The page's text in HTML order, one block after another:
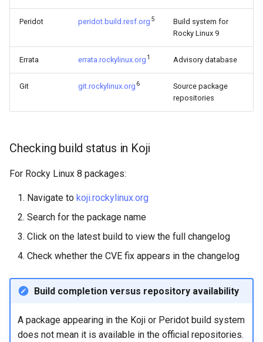
Peridot peridot.build.resf.org 5
Build system for
Rocky Linux 9
Errata errata.rockylinux.org 1 Advisory database
Git git.rockylinux.org 6
Source package
repositories
Checking build status in Koji
For Rocky Linux 8 packages:
Navigate to koji.rockylinux.org
Search for the package name
Click on the latest build to view the full changelog
Check whether the CVE fix appears in the changelog
Build completion versus repository availability
A package appearing in the Koji or Peridot build system
does not mean it is available in the official repositories.